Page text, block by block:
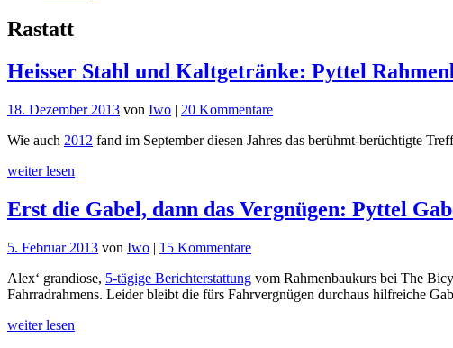
Rastatt
Heisser Stahl und Kaltgetränke: Pyttel
18. Dezember 2013 von Iwo | 20 Kommentarezu
Stahl
Rahmenbau-
Klassentreffen
Wie auch 2012 fand im September diesen Jahres das berühmt-berüchtigte
weiter lesen
Erst die Gabel, dann das Vergnügen: Pyttel
5. Februar 2013 von Iwo | 15 Kommentarezu
die
Gabel,
Alex‘ grandiose, 5-tägige Berichterstattung vom Rahmenbaukurs bei The
Fahrradrahmens. Leider bleibt die fürs Fahrvergnügen durchaus hilfreiche
weiter lesen